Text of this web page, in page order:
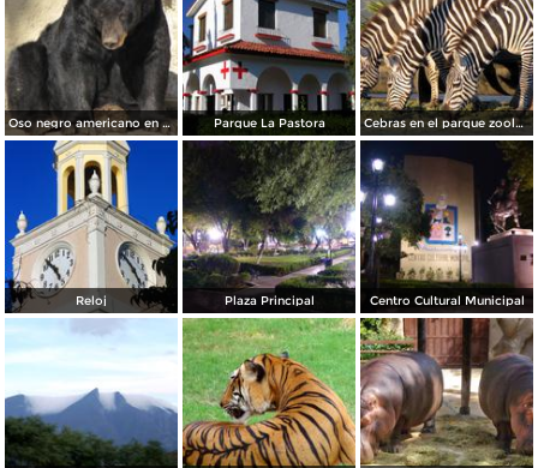
Oso negro americano en el parque La Pastora Parque La Pastora Cebras en el parque zoológico La Pastora
Reloj Plaza Principal Centro Cultural Municipal